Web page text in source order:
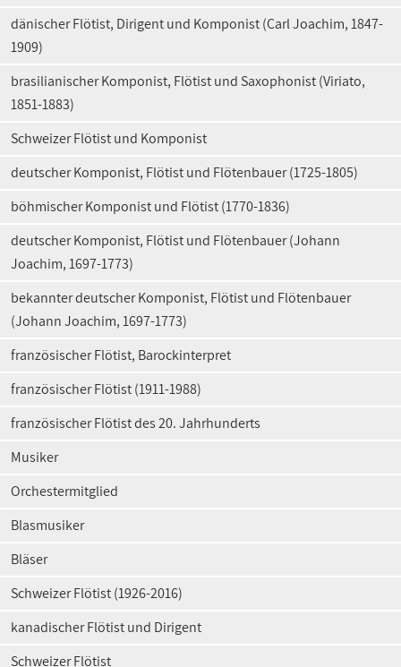
dänischer Flötist, Dirigent und Komponist (Carl Joachim, 1847-
1909)
brasilianischer Komponist, Flötist und Saxophonist (Viriato,
1851-1883)
Schweizer Flötist und Komponist
deutscher Komponist, Flötist und Flötenbauer (1725-1805)
böhmischer Komponist und Flötist (1770-1836)
deutscher Komponist, Flötist und Flötenbauer (Johann
Joachim, 1697-1773)
bekannter deutscher Komponist, Flötist und Flötenbauer
(Johann Joachim, 1697-1773)
französischer Flötist, Barockinterpret
französischer Flötist (1911-1988)
französischer Flötist des 20. Jahrhunderts
Musiker
Orchestermitglied
Blasmusiker
Bläser
Schweizer Flötist (1926-2016)
kanadischer Flötist und Dirigent
Schweizer Flötist